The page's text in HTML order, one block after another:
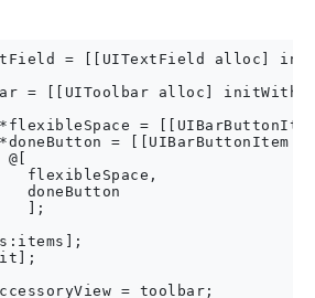
= [[UITextField alloc]
= [[UIToolbar alloc]
*flexibleSpace =
= [[UIBarButtonItem
flexibleSpace,
doneButton
];